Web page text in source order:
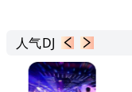
人气DJ